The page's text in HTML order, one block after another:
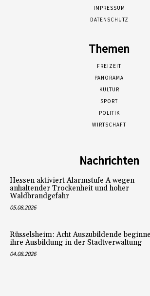
IMPRESSUM
DATENSCHUTZ
Themen
FREIZEIT
PANORAMA
KULTUR
SPORT
POLITIK
WIRTSCHAFT
Nachrichten
Hessen aktiviert Alarmstufe A wegen
anhaltender Trockenheit und hoher
Waldbrandgefahr
05.08.2026
Rüsselsheim: Acht Auszubildende
ihre Ausbildung in der Stadtverwaltung
04.08.2026